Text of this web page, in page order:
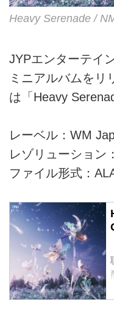
Heavy Serenade /
JYPエンターテイ
ミニアルバムをリ
は「Heavy
レーベル：WM
レゾリューション
ファイル形式：